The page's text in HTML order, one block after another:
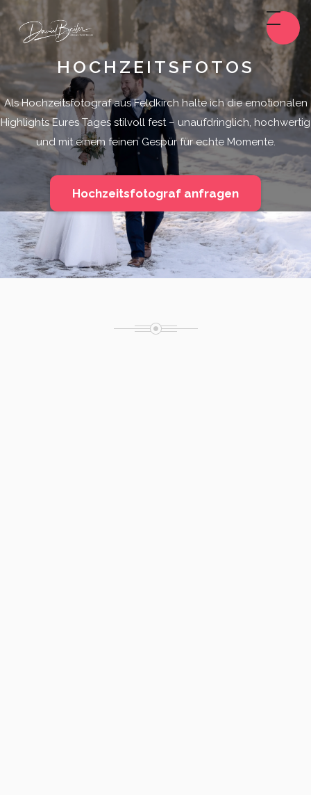
HOCHZEITSFOTOS
Als Hochzeitsfotograf aus Feldkirch halte ich die emotionalen
Highlights Eures Tages stilvoll fest – unaufdringlich, hochwertig
und mit einem feinen Gespür für echte Momente.
Hochzeitsfotograf anfragen